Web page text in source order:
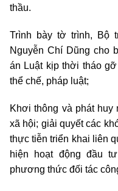
thầu.
Trình bày tờ trình, Bộ
Nguyễn Chí Dũng cho
án Luật kịp thời tháo
thể chế, pháp luật;
Khơi thông và phát huy
xã hội; giải quyết các
thực tiễn triển khai liên
hiện hoạt động đầu
phương thức đối tác